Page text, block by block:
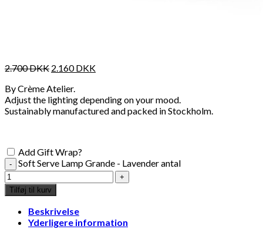
2.700DKK 2.160DKK
By Crème Atelier.
Adjust the lighting depending on your mood.
Sustainably manufactured and packed in Stockholm.
Add Gift Wrap?
Soft Serve Lamp Grande - Lavender antal
Tilføj til kurv
Beskrivelse
Yderligere information